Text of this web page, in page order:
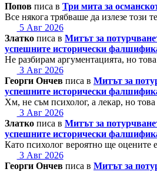
Попов писа в Три мита за
Все някога трябваше да излезе този
5 Авг 2026
Златко писа в Митът за
успешните исторически
Не разбирам аргументацията, но
3 Авг 2026
Георги Ончев писа в Митът за
успешните исторически
Хм, не съм психолог, а лекар, но това
3 Авг 2026
Златко писа в Митът за
успешните исторически
Като психолог вероятно ще оцените
3 Авг 2026
Георги Ончев писа в Митът за